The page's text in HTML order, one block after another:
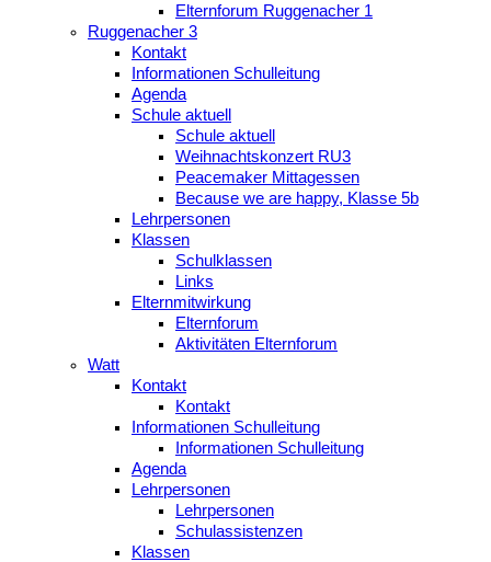
Elternforum Ruggenacher 1
Ruggenacher 3
Kontakt
Informationen Schulleitung
Agenda
Schule aktuell
Schule aktuell
Weihnachtskonzert RU3
Peacemaker Mittagessen
Because we are happy, Klasse 5b
Lehrpersonen
Klassen
Schulklassen
Links
Elternmitwirkung
Elternforum
Aktivitäten Elternforum
Watt
Kontakt
Kontakt
Informationen Schulleitung
Informationen Schulleitung
Agenda
Lehrpersonen
Lehrpersonen
Schulassistenzen
Klassen